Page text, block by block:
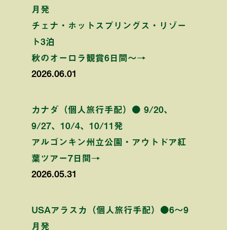
月発
チェナ・ホットスプリングス・リゾー
ト3泊
秋のオーロラ観賞6日間〜→
2026.06.01
カナダ（個人旅行手配）● 9/20、
9/27、10/4、10/11発
アルゴンキン州立公園・アウトドア紅
葉ツアー7日間→
2026.05.31
USAアラスカ（個人旅行手配）●6〜9
月発